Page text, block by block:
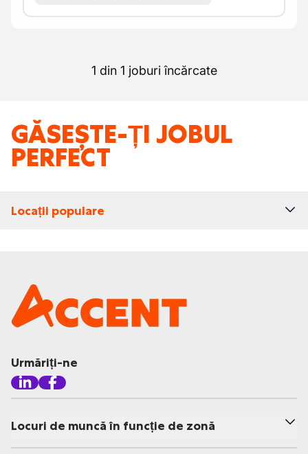
1 din 1 joburi încărcate
GĂSEȘTE-ȚI JOBUL
PERFECT
Locații populare
Urmăriți-ne
Locuri de muncă în funcție de zonă